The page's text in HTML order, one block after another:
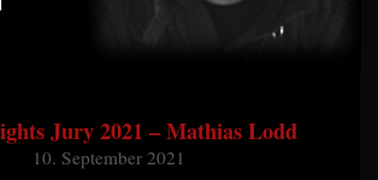
Jury 2021 – Mathias Lodd
10. September 2021